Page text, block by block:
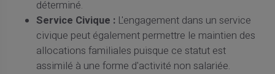
déterminé.
Service Civique : L'engagement dans un service
civique peut également permettre le maintien des
allocations familiales puisque ce statut est
assimilé à une forme d'activité non salariée.